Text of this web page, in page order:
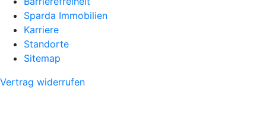
Sparda Immobilien
Karriere
Standorte
Sitemap
Vertrag widerrufen